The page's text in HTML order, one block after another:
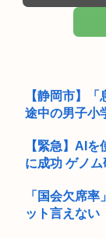
自民党「日本人
【朗報】
全国の女子高生
【熊本】「金
射殺されたオッ
八田與一容疑者
報...
マンション管理
か？」俺「猫...
【静岡市】
途中の男子小
【緊急】AI
に成功 ゲノ
「国会欠席
ット言えない